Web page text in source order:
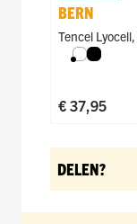
BERN
Tencel Lyocell,
WitZwart
€ 37,95
DELEN?